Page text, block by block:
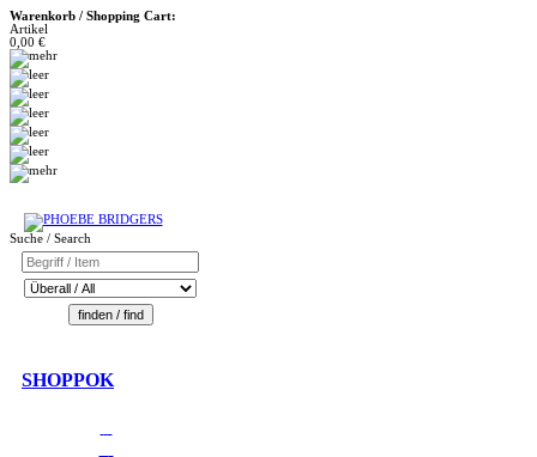
Warenkorb / Shopping Cart:
Artikel
0,00 €
Suche / Search
SHOPPOK